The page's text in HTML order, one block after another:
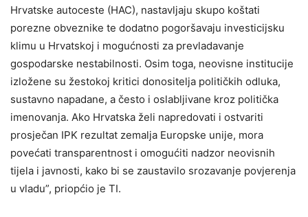
Hrvatske autoceste (HAC), nastavljaju skupo koštati
porezne obveznike te dodatno pogoršavaju investicijsku
klimu u Hrvatskoj i mogućnosti za prevladavanje
gospodarske nestabilnosti. Osim toga, neovisne institucije
izložene su žestokoj kritici donositelja političkih odluka,
sustavno napadane, a često i oslabljivane kroz politička
imenovanja. Ako Hrvatska želi napredovati i ostvariti
prosječan IPK rezultat zemalja Europske unije, mora
povećati transparentnost i omogućiti nadzor neovisnih
tijela i javnosti, kako bi se zaustavilo srozavanje povjerenja
u vladu”, priopćio je TI.